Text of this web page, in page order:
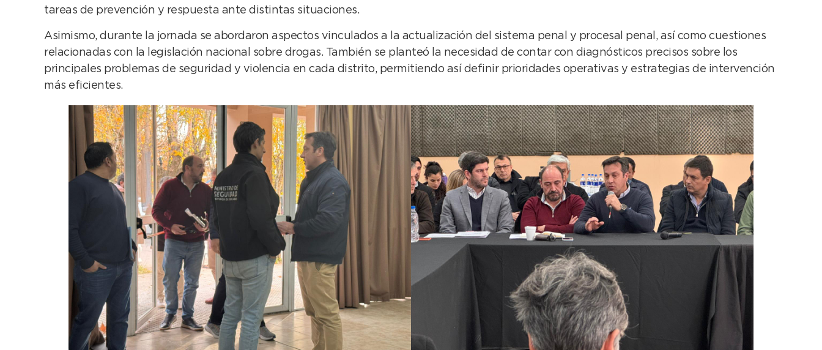
tareas de prevención y respuesta ante distintas situaciones.
Asimismo, durante la jornada se abordaron aspectos vinculados a la actualización del sistema penal y procesal penal, así como cuestiones
relacionadas con la legislación nacional sobre drogas. También se planteó la necesidad de contar con diagnósticos precisos sobre los
principales problemas de seguridad y violencia en cada distrito, permitiendo así definir prioridades operativas y estrategias de intervención
más eficientes.